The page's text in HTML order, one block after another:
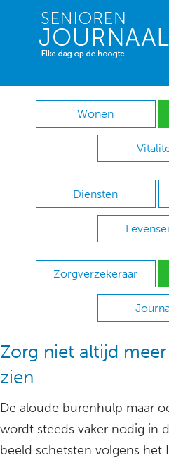
Wonen
Diensten
Zorgverzekeraar
Zorg niet altijd
zien
De aloude burenhulp maar
wordt steeds vaker nodig in
beeld schetsten volgens het